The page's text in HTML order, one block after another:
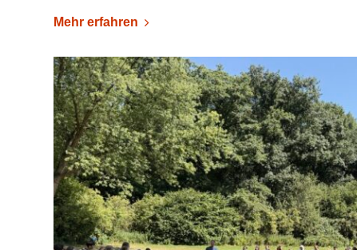
Mehr erfahren